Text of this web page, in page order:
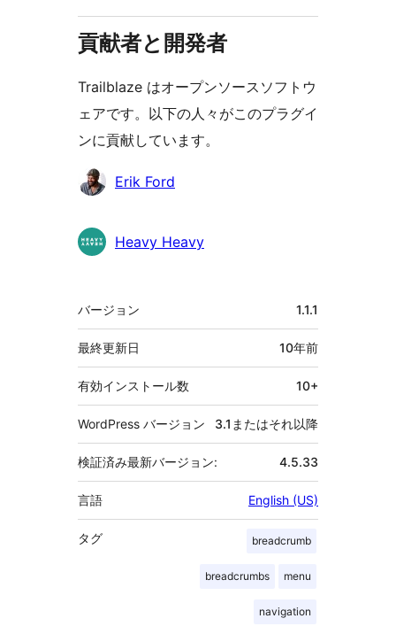
貢献者と開発者
Trailblaze はオープンソースソフトウ
ェアです。以下の人々がこのプラグイ
ンに貢献しています。
貢
者
Erik Ford
Heavy Heavy
メ
タ
バージョン 1.1.1
最終更新日 10年前
有効インストール数 10+
WordPress バージョン 3.1またはそれ以降
検証済み最新バージョン: 4.5.33
言語 English (US)
タグ breadcrumb
breadcrumbs menu
navigation